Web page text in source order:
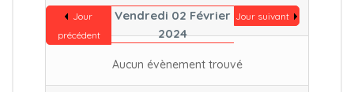
Jour
précédent
Vendredi 02 Février
2024
Jour suivant
Aucun évènement trouvé